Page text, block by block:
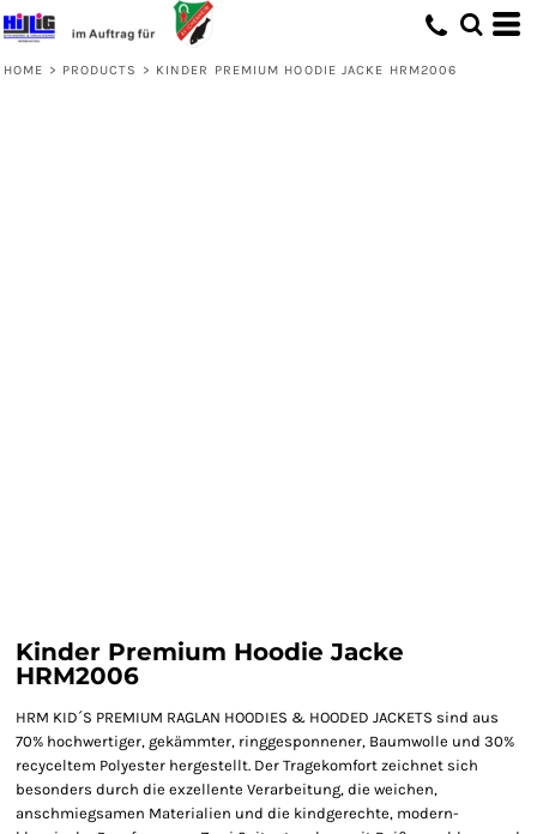
HOME > PRODUCTS > KINDER PREMIUM HOODIE JACKE HRM2006
Kinder Premium Hoodie Jacke
HRM2006
HRM KID´S PREMIUM RAGLAN HOODIES & HOODED JACKETS sind aus
70% hochwertiger, gekämmter, ringgesponnener, Baumwolle und 30%
recyceltem Polyester hergestellt. Der Tragekomfort zeichnet sich
besonders durch die exzellente Verarbeitung, die weichen,
anschmiegsamen Materialien und die kindgerechte, modern-